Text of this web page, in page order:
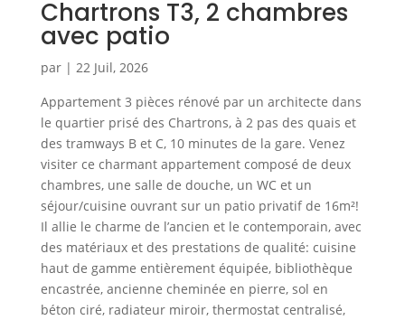
Chartrons T3, 2 chambres
avec patio
par | 22 Juil, 2026
Appartement 3 pièces rénové par un architecte dans
le quartier prisé des Chartrons, à 2 pas des quais et
des tramways B et C, 10 minutes de la gare. Venez
visiter ce charmant appartement composé de deux
chambres, une salle de douche, un WC et un
séjour/cuisine ouvrant sur un patio privatif de 16m²!
Il allie le charme de l’ancien et le contemporain, avec
des matériaux et des prestations de qualité: cuisine
haut de gamme entièrement équipée, bibliothèque
encastrée, ancienne cheminée en pierre, sol en
béton ciré, radiateur miroir, thermostat centralisé,